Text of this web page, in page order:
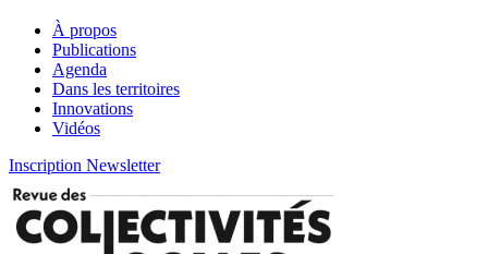
À propos
Publications
Agenda
Dans les territoires
Innovations
Vidéos
Inscription Newsletter